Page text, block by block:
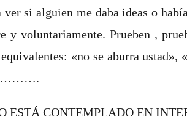
ver si alguien me daba ideas o
voluntariamente. Prueben ,
«no se aburra
……….
ESTÁ CONTEMPLADO EN